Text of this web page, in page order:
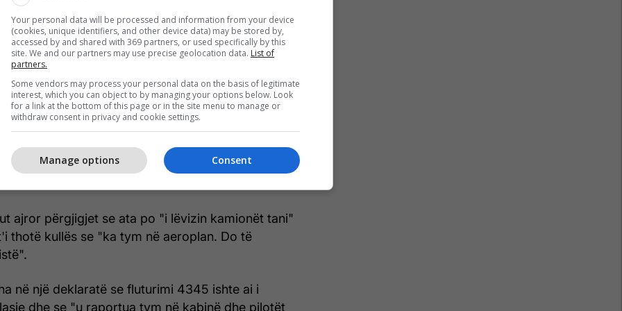
i thotë piloti kullës së kontrollit sipas faqes
dikë. Kemi një zjarr në motor".
të trafikut ajror se kanë "231 shpirtra" në
po ecte nëpër pistë".
captures a Frontier Airlines plane hitting a
taking off from Denver International Airport
pic.twitter.com/d2ckCOqHXo
(@airmainengineer)May 11,
ajror përgjigjet se ata po "i lëvizin kamionët tani"
thotë kullës se "ka tym në aeroplan. Do të
në një deklaratë se fluturimi 4345 ishte ai i
dhe se "u raportua tym në kabinë dhe pilotët
Your personal data will be processed and information from your device
(cookies, unique identifiers, and other device data) may be stored by,
accessed by and shared with 369 partners, or used specifically by this
site. We and our partners may use precise geolocation data. List of
partners.
Some vendors may process your personal data on the basis of legitimate
interest, which you can object to by managing your options below. Look
for a link at the bottom of this page or in the site menu to manage or
withdraw consent in privacy and cookie settings.
Consent
Manage options